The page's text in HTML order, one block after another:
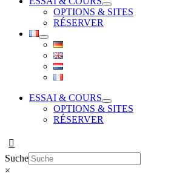
OPTIONS & SITES
RÉSERVER
ESSAI & COURS
OPTIONS & SITES
RÉSERVER
Suche
×